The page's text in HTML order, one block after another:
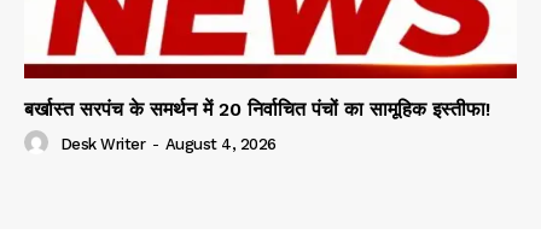
बर्खास्त सरपंच के समर्थन में 20 निर्वाचित पंचों का सामूहिक इस्तीफा!
Desk Writer - August 4, 2026